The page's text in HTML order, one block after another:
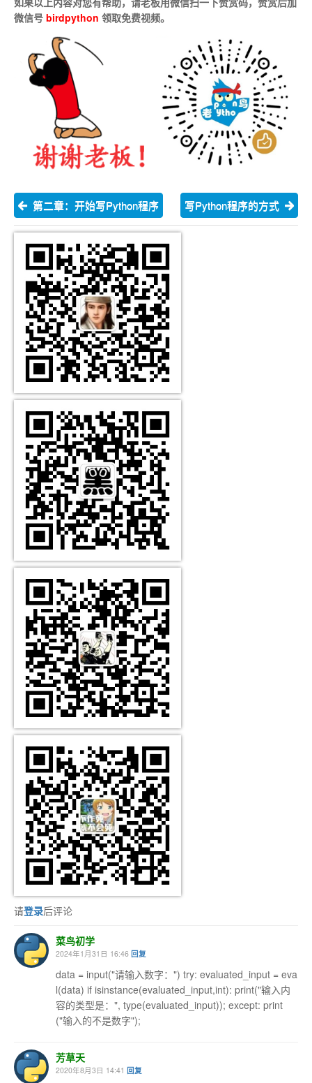
微信号 birdpython 领取免费视频。
第二章：开始写Python程序 写Python程序的方式
请登录后评论
菜鸟初学
2024年1月31日 16:46 回复
data = input("请输入数字：") try: evaluated_input = eva
l(data) if isinstance(evaluated_input,int): print("输入内
容的类型是：", type(evaluated_input)); except: print
("输入的不是数字");
芳草天
2020年8月3日 14:41 回复